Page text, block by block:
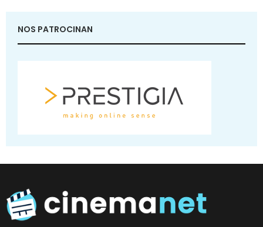
NOS PATROCINAN